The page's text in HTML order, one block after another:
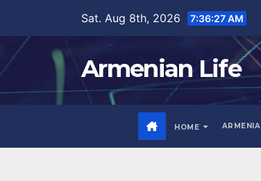
content
Sat. Aug 8th, 2026 7:36:29 AM
Armenian Life
HOME ARMENIA